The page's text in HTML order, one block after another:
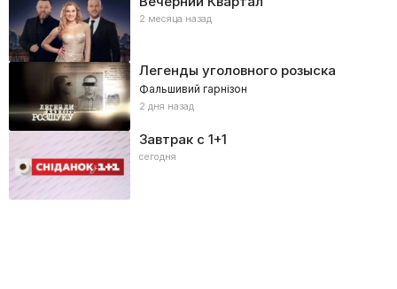
2 месяца назад
Легенды уголовного розыска
Фальшивий гарнізон
2 дня назад
Завтрак с 1+1
сегодня